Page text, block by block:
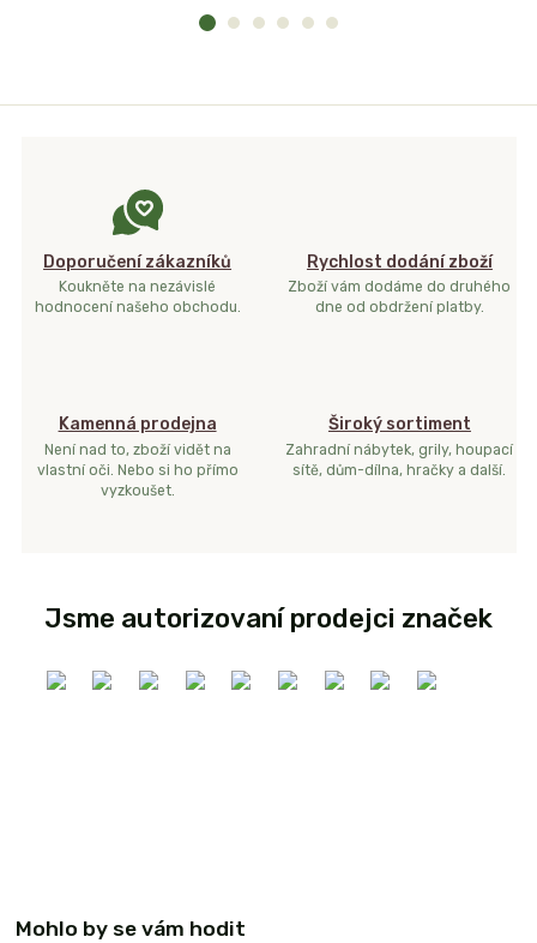
Doporučení zákazníků
Koukněte na nezávislé
hodnocení našeho obchodu.
Rychlost dodání zboží
Zboží vám dodáme do druhého
dne od obdržení platby.
Kamenná prodejna
Není nad to, zboží vidět na
vlastní oči. Nebo si ho přímo
vyzkoušet.
Široký sortiment
Zahradní nábytek, grily, houpací
sítě, dům-dílna, hračky a další.
Jsme autorizovaní prodejci značek
Mohlo by se vám hodit